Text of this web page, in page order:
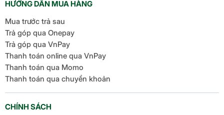
HƯỚNG DẪN MUA HÀNG
Mua trước trả sau
Trả góp qua Onepay
Trả góp qua VnPay
Thanh toán online qua VnPay
Thanh toán qua Momo
Thanh toán qua chuyển khoản
CHÍNH SÁCH